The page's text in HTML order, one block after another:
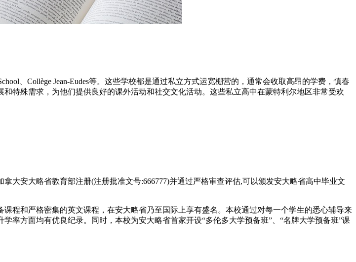
、Collège Jean-Eudes等。这些学校都是通过私立方式运宽棚营的，通常会收取高昂的学费，慎春
特殊需求，为他们提供良好的课外活动和社交文化活动。这些私立高中在蒙特利尔地区非常受欢
大安大略省教育部注册(注册批准文号:666777)并通过严格审查评估,可以颁发安大略省高中毕业文
程和严格密集的英文课程，在安大略省乃至国际上享有盛名。本校通过对每一个学生的悉心辅导来
率方面均有优良纪录。同时，本校为安大略省首家开设“多伦多大学预备班”、“名牌大学预备班”课